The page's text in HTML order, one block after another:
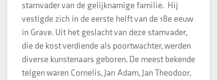
stamvader van de gelijknamige familie. Hij
vestigde zich in de eerste helft van de 18e eeuw
in Grave. Uit het geslacht van deze stamvader,
die de kost verdiende als poortwachter, werden
diverse kunstenaars geboren. De meest bekende
telgen waren Cornelis, Jan Adam, Jan Theodoor,